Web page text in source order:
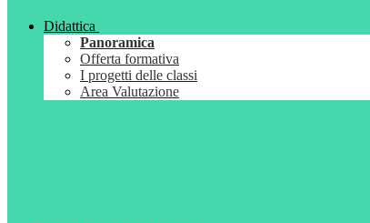
Didattica
Panoramica
Offerta formativa
I progetti delle classi
Area Valutazione